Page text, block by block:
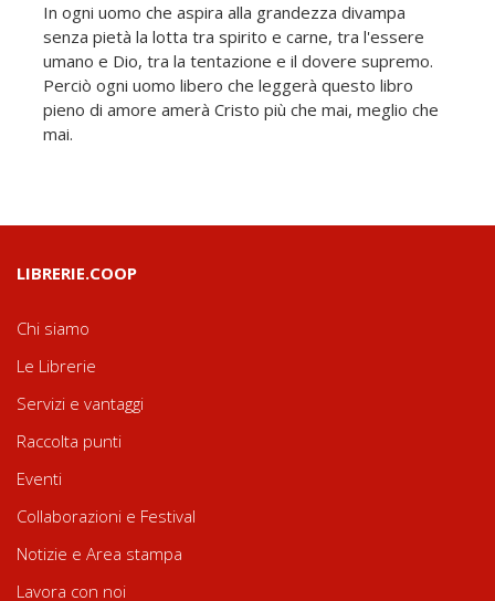
In ogni uomo che aspira alla grandezza divampa
senza pietà la lotta tra spirito e carne, tra l'essere
umano e Dio, tra la tentazione e il dovere supremo.
Perciò ogni uomo libero che leggerà questo libro
pieno di amore amerà Cristo più che mai, meglio che
mai.
LIBRERIE.COOP
Chi siamo
Le Librerie
Servizi e vantaggi
Raccolta punti
Eventi
Collaborazioni e Festival
Notizie e Area stampa
Lavora con noi